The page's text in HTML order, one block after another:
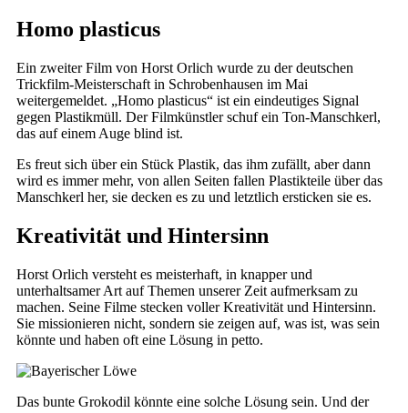
Homo plasticus
Ein zweiter Film von Horst Orlich wurde zu der deutschen
Trickfilm-Meisterschaft in Schrobenhausen im Mai
weitergemeldet. „Homo plasticus“ ist ein eindeutiges Signal
gegen Plastikmüll. Der Filmkünstler schuf ein Ton-Manschkerl,
das auf einem Auge blind ist.
Es freut sich über ein Stück Plastik, das ihm zufällt, aber dann
wird es immer mehr, von allen Seiten fallen Plastikteile über das
Manschkerl her, sie decken es zu und letztlich ersticken sie es.
Kreativität und Hintersinn
Horst Orlich versteht es meisterhaft, in knapper und
unterhaltsamer Art auf Themen unserer Zeit aufmerksam zu
machen. Seine Filme stecken voller Kreativität und Hintersinn.
Sie missionieren nicht, sondern sie zeigen auf, was ist, was sein
könnte und haben oft eine Lösung in petto.
Das bunte Grokodil könnte eine solche Lösung sein. Und der